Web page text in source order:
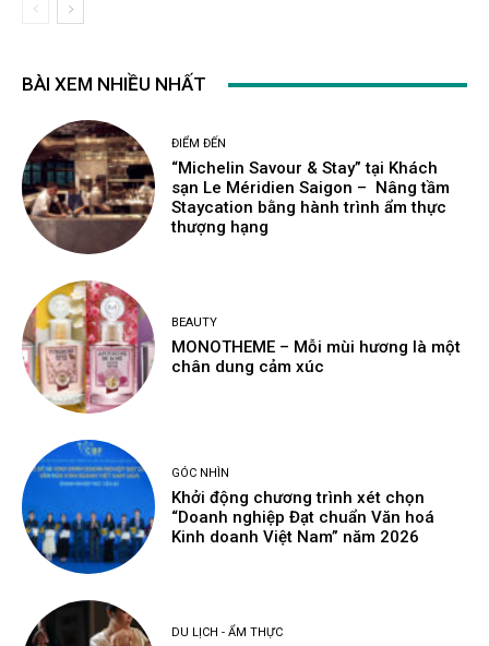
BÀI XEM NHIỀU NHẤT
ĐIỂM ĐẾN
“Michelin Savour & Stay” tại Khách
sạn Le Méridien Saigon – Nâng tầm
Staycation bằng hành trình ẩm thực
thượng hạng
BEAUTY
MONOTHEME – Mỗi mùi hương là một
chân dung cảm xúc
GÓC NHÌN
Khởi động chương trình xét chọn
“Doanh nghiệp Đạt chuẩn Văn hoá
Kinh doanh Việt Nam” năm 2026
DU LỊCH - ẨM THỰC